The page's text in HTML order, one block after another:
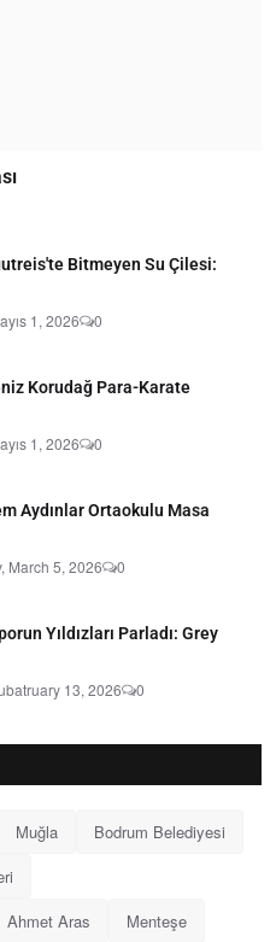
Bitmeyen Su Çilesi:
1, 2026 0
Korudağ Para-Karate
1, 2026 0
Aydınlar Ortaokulu Masa
March 5, 2026 0
Yıldızları Parladı: Grey
13, 2026 0
Muğla
Bodrum Belediyesi
Ahmet Aras
Menteşe